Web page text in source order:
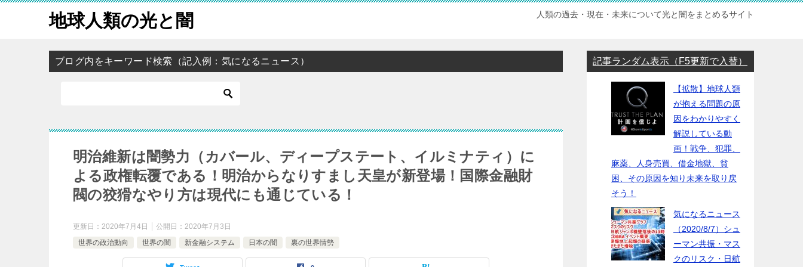
地球人類の光と闇 人類の過去・現在・未来について光と闇をまとめるサイト
ブログ内をキーワード検索（記入例：気になるニュース）
明治維新は闇勢力（カバール、ディープステート、イルミナティ）に
よる政権転覆である！明治からなりすまし天皇が新登場！国際金融財
閥の狡猾なやり方は現代にも通じている！
更新日： 2020年7月4日 公開日： 2020年7月3日
世界の政治動向
世界の闇 新金融システム 日本の闇 裏の世界情勢
記事ランダム表示（F5更新で入替）
【拡散】地球人類
が抱える問題の原
因をわかりやすく
解説している動
画！戦争、犯罪、
麻薬、人身売買、借金地獄、貧
困、その原因を知り未来を取り戻
そう！
気になるニュース
（2020/8/7）シュ
ーマン共振・マス
クのリスク・日航